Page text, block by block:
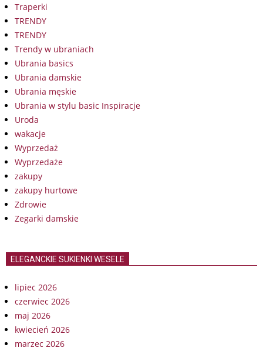
Traperki
TRENDY
TRENDY
Trendy w ubraniach
Ubrania basics
Ubrania damskie
Ubrania męskie
Ubrania w stylu basic Inspiracje
Uroda
wakacje
Wyprzedaż
Wyprzedaże
zakupy
zakupy hurtowe
Zdrowie
Zegarki damskie
ELEGANCKIE SUKIENKI WESELE
lipiec 2026
czerwiec 2026
maj 2026
kwiecień 2026
marzec 2026